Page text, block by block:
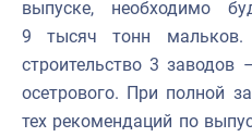
выпуске, необходимо
9 тысяч тонн мальков.
строительство 3 заводов
осетрового. При полной
тех рекомендаций по